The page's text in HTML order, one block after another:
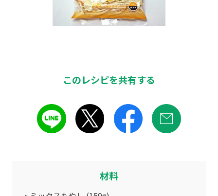
このレシピを共有する
材料